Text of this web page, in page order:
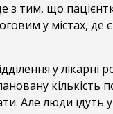
з тим, що
у містах, де
у лікарні
кількість
Але люди їдуть